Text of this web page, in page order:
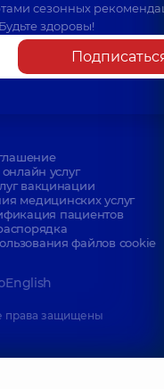
сезонных
здоровы!
услуг
вакцинации
медицинских услуг
пациентов
файлов cookie
English
права защищены